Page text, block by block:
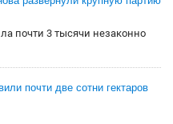
почти 3 тысячи незаконно
почти две сотни гектаров